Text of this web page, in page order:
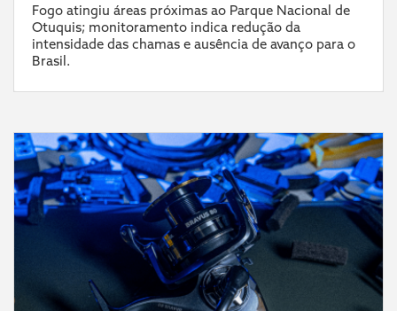
Fogo atingiu áreas próximas ao Parque Nacional de
Otuquis; monitoramento indica redução da
intensidade das chamas e ausência de avanço para o
Brasil.